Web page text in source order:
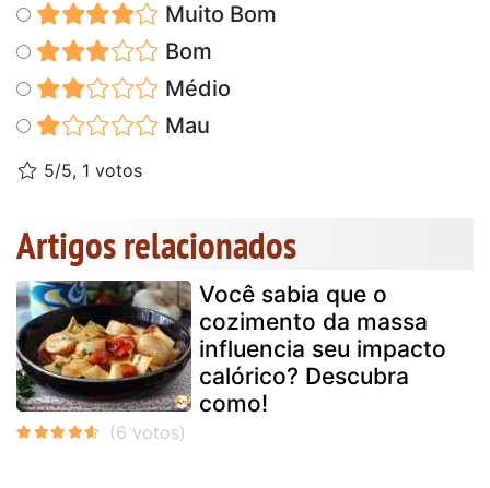
Muito Bom
Bom
Médio
Mau
5/5, 1 votos
Artigos relacionados
Você sabia que o
cozimento da massa
influencia seu impacto
calórico? Descubra
como!